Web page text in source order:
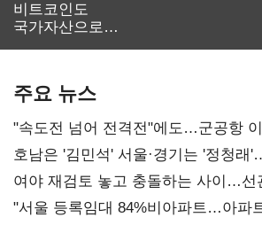
비트코인도
국가자산으로…'
주요 뉴스
"속도전 넘어 전격전"에도…군공항
52시간까지 '뇌관'
호남은 '김민석' 서울·경기는 '정청래
'안갯속'
여야 재검토 놓고 충돌하는 사이…선
오차 당연"
"서울 등록임대 84%비아파트…아파